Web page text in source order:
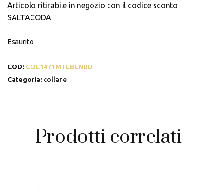
Articolo ritirabile in negozio con il codice sconto
SALTACODA
Esaurito
COD: COL1471MTLBLN0U
Categoria: collane
Prodotti correlati